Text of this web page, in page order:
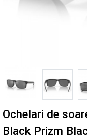
Ochelari de
Black Prizm